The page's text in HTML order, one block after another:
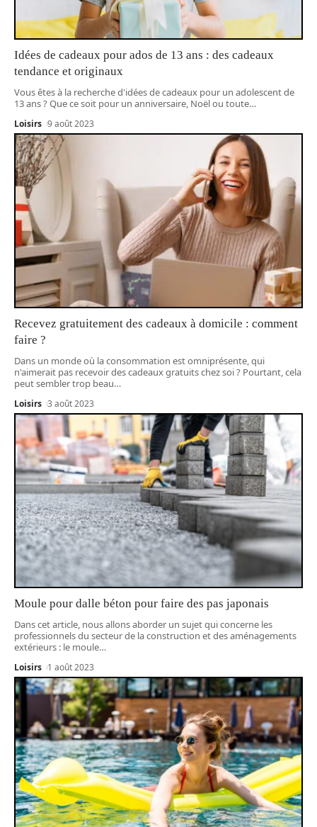
Idées de cadeaux pour ados de 13 ans : des cadeaux
tendance et originaux
Vous êtes à la recherche d'idées de cadeaux pour un adolescent de
13 ans ? Que ce soit pour un anniversaire, Noël ou toute…
Loisirs 9 août 2023
Recevez gratuitement des cadeaux à domicile : comment
faire ?
Dans un monde où la consommation est omniprésente, qui
n'aimerait pas recevoir des cadeaux gratuits chez soi ? Pourtant, cela
peut sembler trop beau…
Loisirs 3 août 2023
Moule pour dalle béton pour faire des pas japonais
Dans cet article, nous allons aborder un sujet qui concerne les
professionnels du secteur de la construction et des aménagements
extérieurs : le moule…
Loisirs 1 août 2023